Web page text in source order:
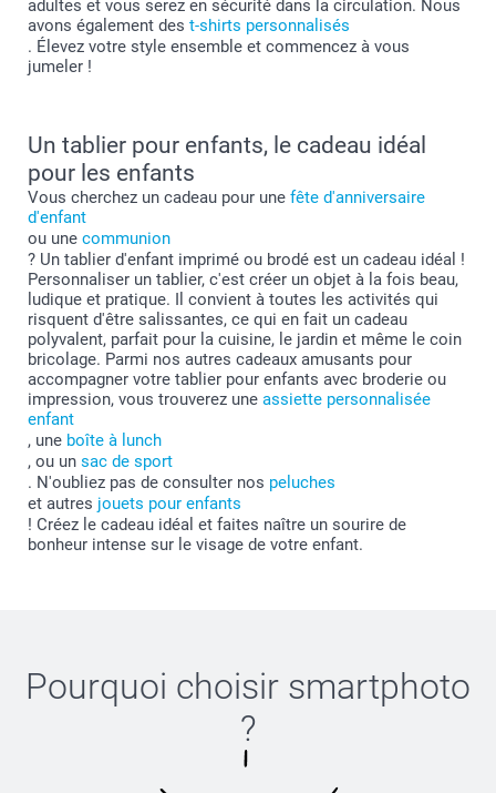
adultes et vous serez en sécurité dans la circulation. Nous
avons également des t-shirts personnalisés
. Élevez votre style ensemble et commencez à vous
jumeler !
Un tablier pour enfants, le cadeau idéal
pour les enfants
Vous cherchez un cadeau pour une fête d'anniversaire
d'enfant
ou une communion
? Un tablier d'enfant imprimé ou brodé est un cadeau idéal !
Personnaliser un tablier, c'est créer un objet à la fois beau,
ludique et pratique. Il convient à toutes les activités qui
risquent d'être salissantes, ce qui en fait un cadeau
polyvalent, parfait pour la cuisine, le jardin et même le coin
bricolage. Parmi nos autres cadeaux amusants pour
accompagner votre tablier pour enfants avec broderie ou
impression, vous trouverez une assiette personnalisée
enfant
, une boîte à lunch
, ou un sac de sport
. N'oubliez pas de consulter nos peluches
et autres jouets pour enfants
! Créez le cadeau idéal et faites naître un sourire de
bonheur intense sur le visage de votre enfant.
Pourquoi choisir smartphoto
?